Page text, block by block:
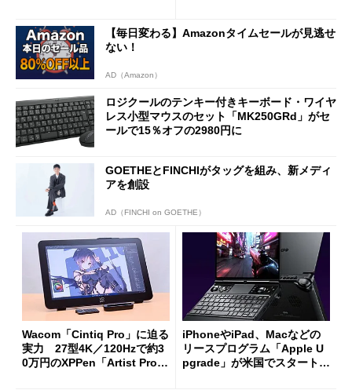
【毎日変わる】Amazonタイムセールが見逃せ
ない！
AD（Amazon）
ロジクールのテンキー付きキーボード・ワイヤ
レス小型マウスのセット「MK250GRd」がセ
ールで15％オフの2980円に
GOETHEとFINCHIがタッグを組み、新メディ
アを創設
AD（FINCHI on GOETHE）
Wacom「Cintiq Pro」に迫る
実力 27型4K／120Hzで約3
0万円のXPPen「Artist Pro 2
iPhoneやiPad、Macなどの
リースプログラム「Apple U
pgrade」が米国でスタート／